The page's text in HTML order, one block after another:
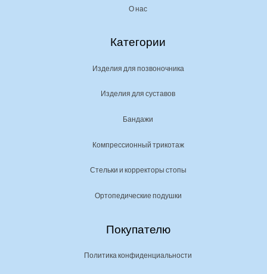
О нас
Категории
Изделия для позвоночника
Изделия для суставов
Бандажи
Компрессионный трикотаж
Стельки и корректоры стопы
Ортопедические подушки
Покупателю
Политика конфиденциальности